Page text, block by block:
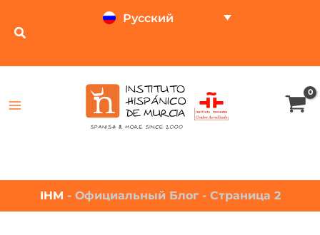
Русский
IHM - Официальный Блог- Страница 2